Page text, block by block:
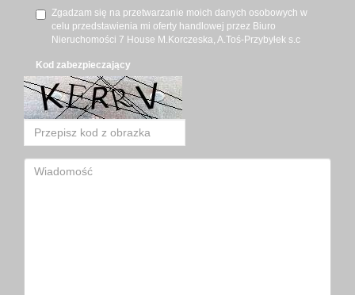
Zgadzam się na przetwarzanie moich danych osobowych w
celu przedstawienia mi oferty handlowej przez Biuro
Nieruchomości 7 House M.Korczeska, A.Toś-Przybyłek s.c
Kod zabezpieczający